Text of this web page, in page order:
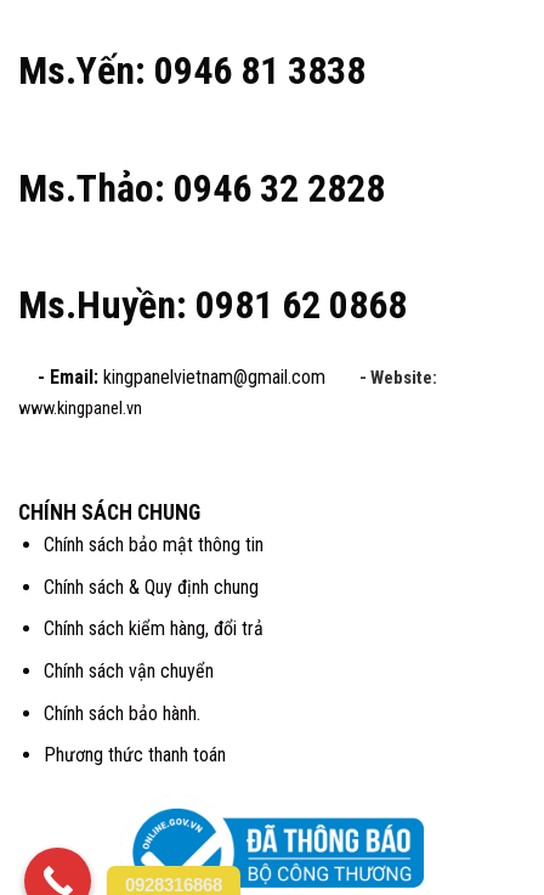
Ms.Yến: 0946 81 3838
Ms.Thảo: 0946 32 2828
Ms.Huyền: 0981 62 0868
- Email: kingpanelvietnam@gmail.com - Website:
www.kingpanel.vn
CHÍNH SÁCH CHUNG
Chính sách bảo mật thông tin
Chính sách & Quy định chung
Chính sách kiểm hàng, đổi trả
Chính sách vận chuyển
Chính sách bảo hành.
Phương thức thanh toán
0928316868